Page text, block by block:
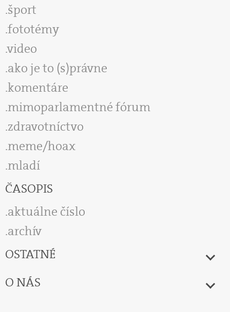
šport
fototémy
video
ako je to (s)právne
komentáre
mimoparlamentné fórum
zdravotníctvo
meme/hoax
mladí
ČASOPIS
aktuálne číslo
archív
OSTATNÉ
O NÁS